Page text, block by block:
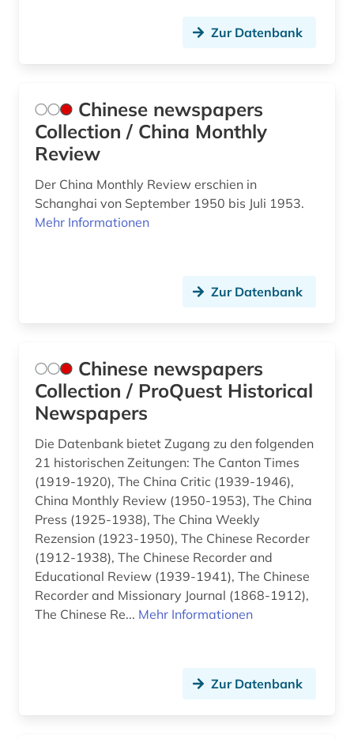
navigation (1)
olympische spiele (2)
peking (2)
pflegewissenschaft (1)
pharmazie (9)
physikalische therapie (1)
physiotherapie (2)
politik (2)
popmusik (1)
psychologie (3)
quelle (1)
recht (1)
rechtssprechung (1)
rhythmusspiel (1)
russland (1)
schriftverkehr (1)
Zur Datenbank
Chinese newspapers
Collection / China Monthly
Review
Der China Monthly Review erschien in
Schanghai von September 1950 bis Juli 1953.
Mehr Informationen
Zur Datenbank
Chinese newspapers
Collection / ProQuest Historical
Newspapers
Die Datenbank bietet Zugang zu den folgenden
21 historischen Zeitungen: The Canton Times
(1919-1920), The China Critic (1939-1946),
China Monthly Review (1950-1953), The China
Press (1925-1938), The China Weekly
Rezension (1923-1950), The Chinese Recorder
(1912-1938), The Chinese Recorder and
Educational Review (1939-1941), The Chinese
Recorder and Missionary Journal (1868-1912),
The Chinese Re... Mehr Informationen
Zur Datenbank